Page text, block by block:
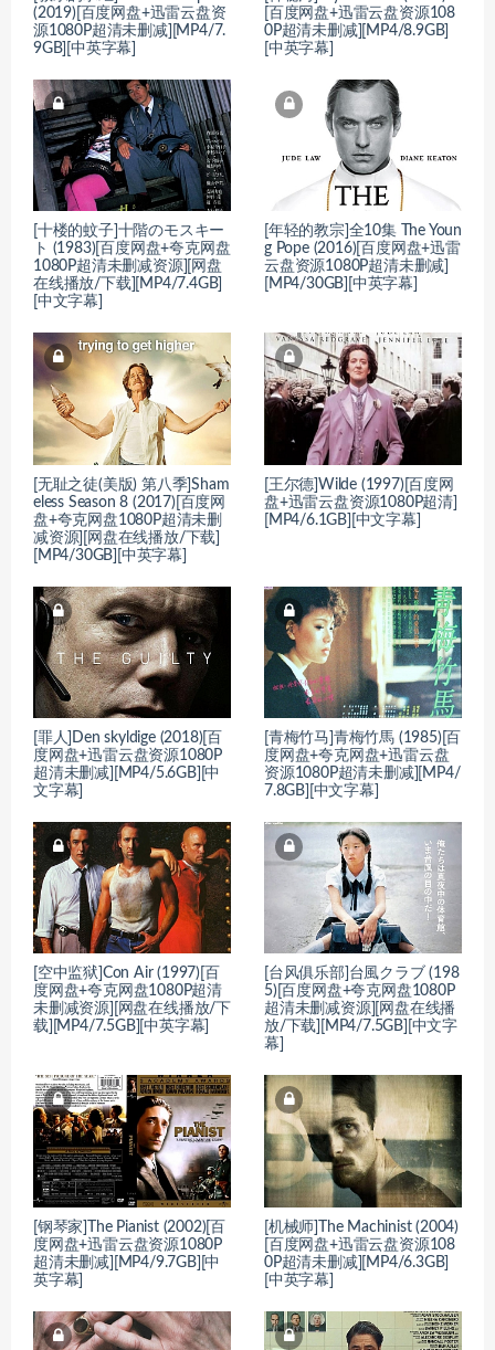
(2019)[百度网盘+迅雷云盘资
源1080P超清未删减][MP4/7.
9GB][中英字幕]
[百度网盘+迅雷云盘资源108
0P超清未删减][MP4/8.9GB]
[中英字幕]
[十楼的蚊子]十階のモスキー
ト (1983)[百度网盘+夸克网盘
1080P超清未删减资源][网盘
在线播放/下载][MP4/7.4GB]
[中文字幕]
[年轻的教宗]全10集 The Youn
g Pope (2016)[百度网盘+迅雷
云盘资源1080P超清未删减]
[MP4/30GB][中英字幕]
[无耻之徒(美版) 第八季]Sham
eless Season 8 (2017)[百度网
盘+夸克网盘1080P超清未删
减资源][网盘在线播放/下载]
[MP4/30GB][中英字幕]
[王尔德]Wilde (1997)[百度网
盘+迅雷云盘资源1080P超清]
[MP4/6.1GB][中文字幕]
[罪人]Den skyldige (2018)[百
度网盘+迅雷云盘资源1080P
超清未删减][MP4/5.6GB][中
文字幕]
[青梅竹马]青梅竹馬 (1985)[百
度网盘+夸克网盘+迅雷云盘
资源1080P超清未删减][MP4/
7.8GB][中文字幕]
[空中监狱]Con Air (1997)[百
度网盘+夸克网盘1080P超清
未删减资源][网盘在线播放/下
载][MP4/7.5GB][中英字幕]
[台风俱乐部]台風クラブ (198
5)[百度网盘+夸克网盘1080P
超清未删减资源][网盘在线播
放/下载][MP4/7.5GB][中文字
幕]
[钢琴家]The Pianist (2002)[百
度网盘+迅雷云盘资源1080P
超清未删减][MP4/9.7GB][中
英字幕]
[机械师]The Machinist (2004)
[百度网盘+迅雷云盘资源108
0P超清未删减][MP4/6.3GB]
[中英字幕]